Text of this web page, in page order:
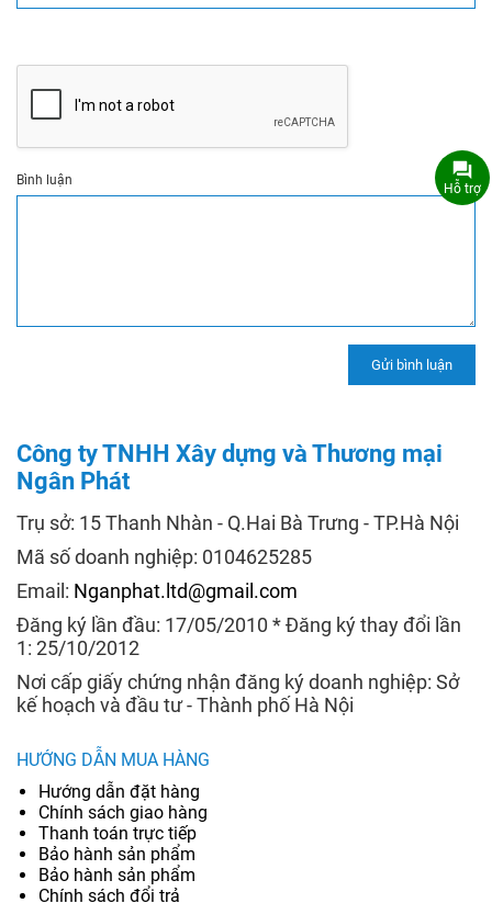
Bình luận
Công ty TNHH Xây dựng và Thương mại
Ngân Phát
Trụ sở: 15 Thanh Nhàn - Q.Hai Bà Trưng - TP.Hà Nội
Mã số doanh nghiệp: 0104625285
Email: Nganphat.ltd@gmail.com
Đăng ký lần đầu: 17/05/2010 * Đăng ký thay đổi lần
1: 25/10/2012
Nơi cấp giấy chứng nhận đăng ký doanh nghiệp: Sở
kế hoạch và đầu tư - Thành phố Hà Nội
HƯỚNG DẪN MUA HÀNG
Hướng dẫn đặt hàng
Chính sách giao hàng
Thanh toán trực tiếp
Bảo hành sản phẩm
Bảo hành sản phẩm
Chính sách đổi trả
Hỗ trợ